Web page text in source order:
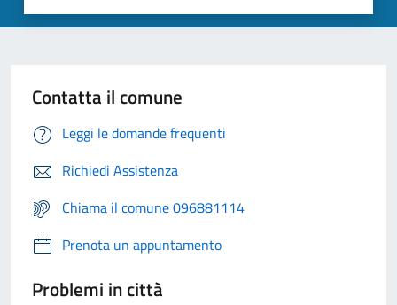
Contatta il comune
Leggi le domande frequenti
Richiedi Assistenza
Chiama il comune 096881114
Prenota un appuntamento
Problemi in città